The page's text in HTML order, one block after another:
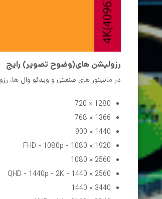
رزولیشن های(وضوح تصویر) رایج
در مانیتور های صنعتی و ویدئو وال ها،
1280 × 720
1366 × 768
1440 × 900
1920 × 1080 - FHD - 1080p
2560 × 1080
2560 × 1440 - QHD - 1440p - 2K
3440 × 1440